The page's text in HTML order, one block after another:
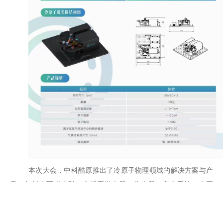
本次大会，中科酷原推出了冷原子物理领域的解决方案与产
品，包括桌面磁光阱、窄线宽激光器、分束器、真空系统、光开